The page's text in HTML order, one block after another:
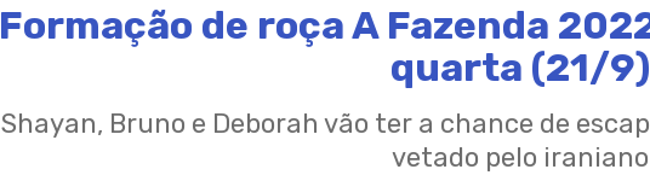
Formação de roça A Fazenda
quarta (21/9)
Shayan, Bruno e Deborah vão ter a chance de
vetado pelo iraniano